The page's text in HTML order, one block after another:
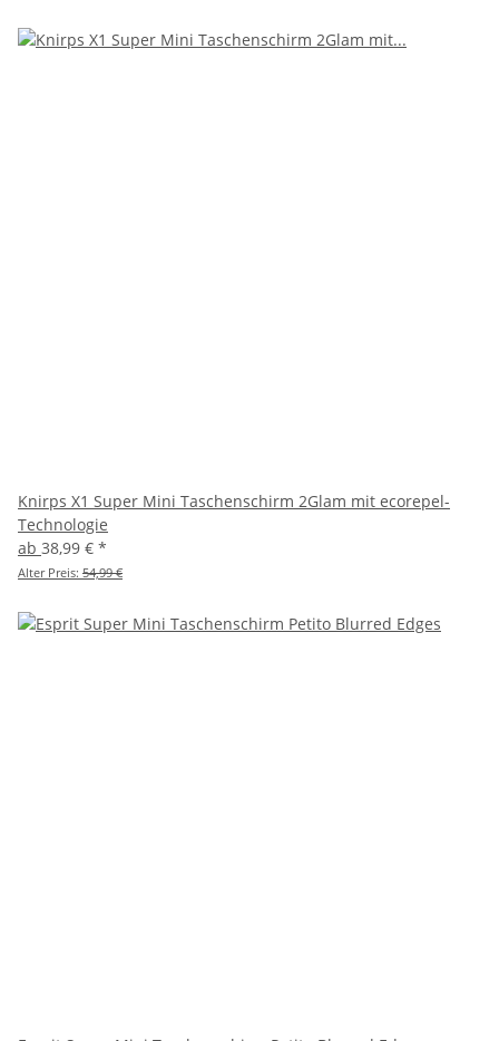
Knirps X1 Super Mini Taschenschirm 2Glam mit ecorepel-
Technologie
ab 38,99 € *
Alter Preis: 54,99 €